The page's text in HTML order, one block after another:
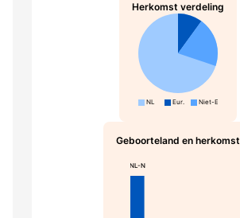
Herkomst verdeling
NL Eur. Niet-Eur.
Geboorteland en herkomst
NL-N